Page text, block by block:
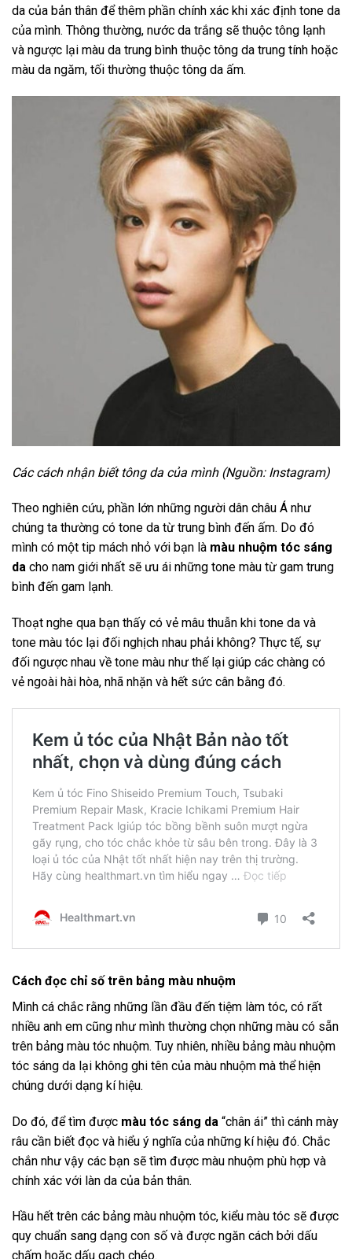
da của bản thân để thêm phần chính xác khi xác định tone da
của mình. Thông thường, nước da trắng sẽ thuộc tông lạnh
và ngược lại màu da trung bình thuộc tông da trung tính hoặc
màu da ngăm, tối thường thuộc tông da ấm.
Các cách nhận biết tông da của mình (Nguồn: Instagram)
Theo nghiên cứu, phần lớn những người dân châu Á như
chúng ta thường có tone da từ trung bình đến ấm. Do đó
mình có một tip mách nhỏ với bạn là màu nhuộm tóc sáng
da cho nam giới nhất sẽ ưu ái những tone màu từ gam trung
bình đến gam lạnh.
Thoạt nghe qua bạn thấy có vẻ mâu thuẫn khi tone da và
tone màu tóc lại đối nghịch nhau phải không? Thực tế, sự
đối ngược nhau về tone màu như thế lại giúp các chàng có
vẻ ngoài hài hòa, nhã nhặn và hết sức cân bằng đó.
Cách đọc chỉ số trên bảng màu nhuộm
Mình cá chắc rằng những lần đầu đến tiệm làm tóc, có rất
nhiều anh em cũng như mình thường chọn những màu có sẵn
trên bảng màu tóc nhuộm. Tuy nhiên, nhiều bảng màu nhuộm
tóc sáng da lại không ghi tên của màu nhuộm mà thể hiện
chúng dưới dạng kí hiệu.
Do đó, để tìm được màu tóc sáng da “chân ái” thì cánh mày
râu cần biết đọc và hiểu ý nghĩa của những kí hiệu đó. Chắc
chắn như vậy các bạn sẽ tìm được màu nhuộm phù hợp và
chính xác với làn da của bản thân.
Hầu hết trên các bảng màu nhuộm tóc, kiểu màu tóc sẽ được
quy chuẩn sang dạng con số và được ngăn cách bởi dấu
chấm hoặc dấu gạch chéo.